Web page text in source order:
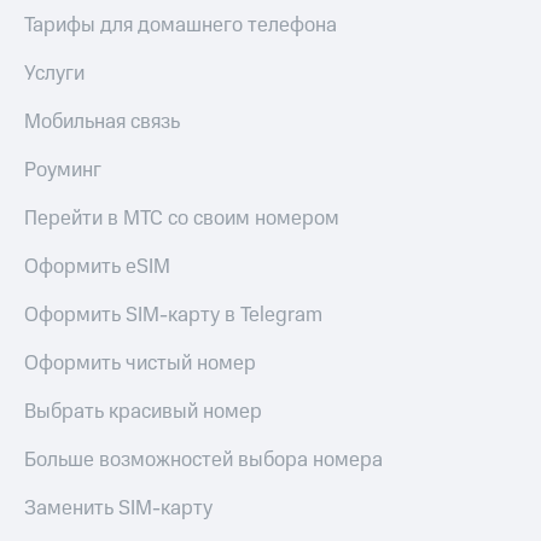
Тарифы для домашнего телефона
Услуги
Мобильная связь
Роуминг
Перейти в МТС со своим номером
Оформить eSIM
Оформить SIM-карту в Telegram
Оформить чистый номер
Выбрать красивый номер
Больше возможностей выбора номера
Заменить SIM-карту